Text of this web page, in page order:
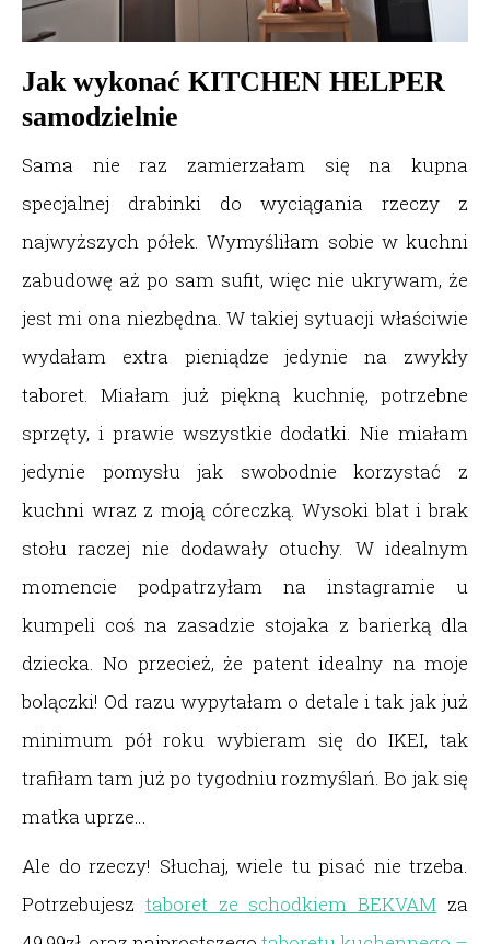
Jak wykonać KITCHEN HELPER
samodzielnie
Sama nie raz zamierzałam się na kupna
specjalnej drabinki do wyciągania rzeczy z
najwyższych półek. Wymyśliłam sobie w kuchni
zabudowę aż po sam sufit, więc nie ukrywam, że
jest mi ona niezbędna. W takiej sytuacji właściwie
wydałam extra pieniądze jedynie na zwykły
taboret. Miałam już piękną kuchnię, potrzebne
sprzęty, i prawie wszystkie dodatki. Nie miałam
jedynie pomysłu jak swobodnie korzystać z
kuchni wraz z moją córeczką. Wysoki blat i brak
stołu raczej nie dodawały otuchy. W idealnym
momencie podpatrzyłam na instagramie u
kumpeli coś na zasadzie stojaka z barierką dla
dziecka. No przecież, że patent idealny na moje
bolączki! Od razu wypytałam o detale i tak jak już
minimum pół roku wybieram się do IKEI, tak
trafiłam tam już po tygodniu rozmyślań. Bo jak się
matka uprze…
Ale do rzeczy! Słuchaj, wiele tu pisać nie trzeba.
Potrzebujesz taboret ze schodkiem BEKVAM za